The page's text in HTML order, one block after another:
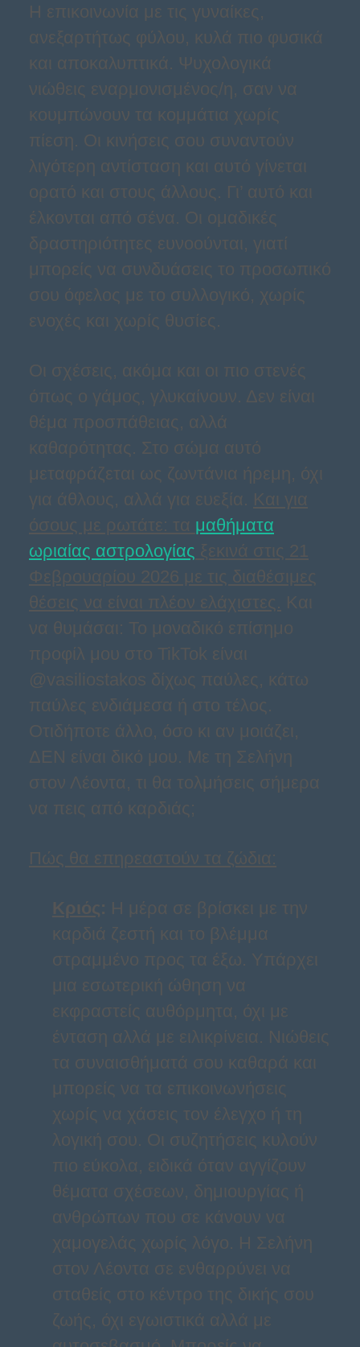
Η επικοινωνία με τις γυναίκες,
ανεξαρτήτως φύλου, κυλά πιο φυσικά
και αποκαλυπτικά. Ψυχολογικά
νιώθεις εναρμονισμένος/η, σαν να
κουμπώνουν τα κομμάτια χωρίς
πίεση. Οι κινήσεις σου συναντούν
λιγότερη αντίσταση και αυτό γίνεται
ορατό και στους άλλους. Γι’ αυτό και
έλκονται από σένα. Οι ομαδικές
δραστηριότητες ευνοούνται, γιατί
μπορείς να συνδυάσεις το προσωπικό
σου όφελος με το συλλογικό, χωρίς
ενοχές και χωρίς θυσίες.
Οι σχέσεις, ακόμα και οι πιο στενές
όπως ο γάμος, γλυκαίνουν. Δεν είναι
θέμα προσπάθειας, αλλά
καθαρότητας. Στο σώμα αυτό
μεταφράζεται ως ζωντάνια ήρεμη, όχι
για άθλους, αλλά για ευεξία. Και για
όσους με ρωτάτε: τα μαθήματα
ωριαίας αστρολογίας ξεκινά στις 21
Φεβρουαρίου 2026 με τις διαθέσιμες
θέσεις να είναι πλέον ελάχιστες. Και
να θυμάσαι: Το μοναδικό επίσημο
προφίλ μου στο TikTok είναι
@vasiliostakos δίχως παύλες, κάτω
παύλες ενδιάμεσα ή στο τέλος.
Οτιδήποτε άλλο, όσο κι αν μοιάζει,
ΔΕΝ είναι δικό μου. Με τη Σελήνη
στον Λέοντα, τι θα τολμήσεις σήμερα
να πεις από καρδιάς;
Πώς θα επηρεαστούν τα ζώδια:
Κριός: Η μέρα σε βρίσκει με την
καρδιά ζεστή και το βλέμμα
στραμμένο προς τα έξω. Υπάρχει
μια εσωτερική ώθηση να
εκφραστείς αυθόρμητα, όχι με
ένταση αλλά με ειλικρίνεια. Νιώθεις
τα συναισθήματά σου καθαρά και
μπορείς να τα επικοινωνήσεις
χωρίς να χάσεις τον έλεγχο ή τη
λογική σου. Οι συζητήσεις κυλούν
πιο εύκολα, ειδικά όταν αγγίζουν
θέματα σχέσεων, δημιουργίας ή
ανθρώπων που σε κάνουν να
χαμογελάς χωρίς λόγο. Η Σελήνη
στον Λέοντα σε ενθαρρύνει να
σταθείς στο κέντρο της δικής σου
ζωής, όχι εγωιστικά αλλά με